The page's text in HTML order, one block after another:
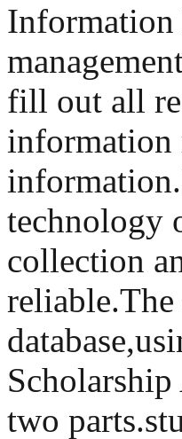
Information
fill out all
information
technology
collection
two